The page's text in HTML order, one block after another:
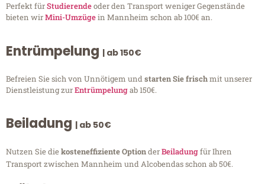
Perfekt fürStudierendeoder den Transport weniger Gegenstände
bieten wirMini-Umzügein Mannheim schon ab 100€ an.
Entrümpelung | ab 150€
Befreien Sie sich von Unnötigem undstarten Sie frischmit unserer
Dienstleistung zurEntrümpelungab 150€.
Beiladung | ab 50€
Nutzen Sie diekosteneffiziente OptionderBeiladungfür Ihren
Transport zwischen Mannheim und Alcobendas schon ab 50€.